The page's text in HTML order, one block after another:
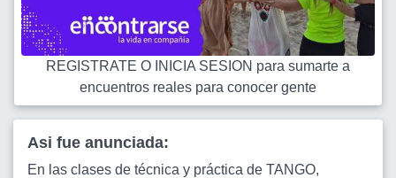
REGISTRATE O INICIA SESION para sumarte a
encuentros reales para conocer gente
Asi fue anunciada:
En las clases de técnica y práctica de TANGO,